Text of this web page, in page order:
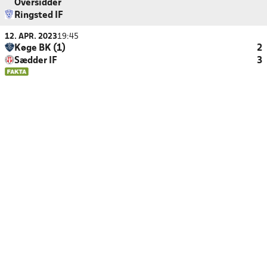
Oversidder
Ringsted IF
12. APR. 202319:45
Køge BK (1)
2
Sædder IF
3